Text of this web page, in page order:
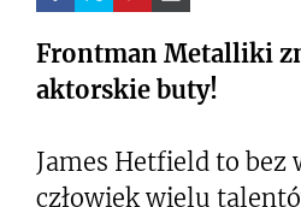
Frontman Metalliki
aktorskie buty!
James Hetfield to bez
człowiek wielu